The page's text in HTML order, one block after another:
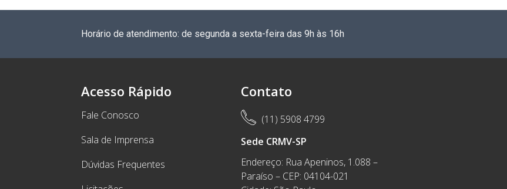
Horário de atendimento: de segunda a sexta-feira das 9h às 16h
Acesso Rápido
Fale Conosco
Sala de Imprensa
Dúvidas Frequentes
Contato
(11) 5908 4799
Sede CRMV-SP
Endereço: Rua Apeninos, 1.088 –
Paraíso – CEP: 04104-021